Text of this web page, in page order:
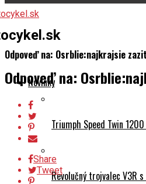
Odpoveď na: Osrblie:najkrajsie
Novinky
Triumph Speed Twin
Revolučný trojvalec V3R
Odpoveď na:
Share
Tweet